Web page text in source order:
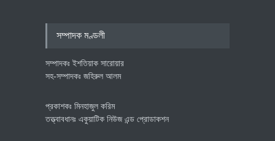
সম্পাদক মণ্ডলী
সম্পাদকঃ ইশতিয়াক সারোয়ার
সহ-সম্পাদকঃ জহিরুল আলম
প্রকাশকঃ মিনহাজুল করিম
তত্ত্বাবধানঃ একুয়াটিক নিউজ এন্ড প্রোডাকশন